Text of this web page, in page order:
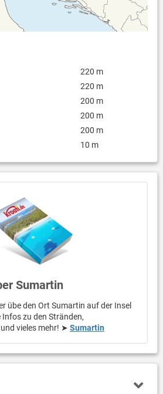
220 m
220 m
200 m
200 m
200 m
10 m
Sumartin
übe den Ort Sumartin auf der Insel
zu den Stränden,
vieles mehr! ➤ Sumartin